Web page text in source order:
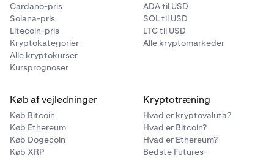
Acala
ACA
Acala (Polkadot)
Across Protocol
ACX
Ethereum (ERC-20)
Cardano-pris
Solana-pris
Litecoin-pris
Kryptokategorier
Alle kryptokurser
Kursprognoser
ADA til USD
SOL til USD
LTC til USD
Alle kryptomarkeder
Køb af vejledninger
Køb Bitcoin
Køb Ethereum
Køb Dogecoin
Køb XRP
Kryptotræning
Hvad er kryptovaluta?
Hvad er Bitcoin?
Hvad er Ethereum?
Bedste Futures-